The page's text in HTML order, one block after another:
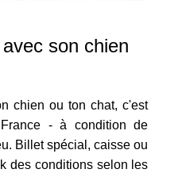
son chien
chien ou ton chat, c'est
- à condition de
Billet spécial, caisse ou
des conditions selon les